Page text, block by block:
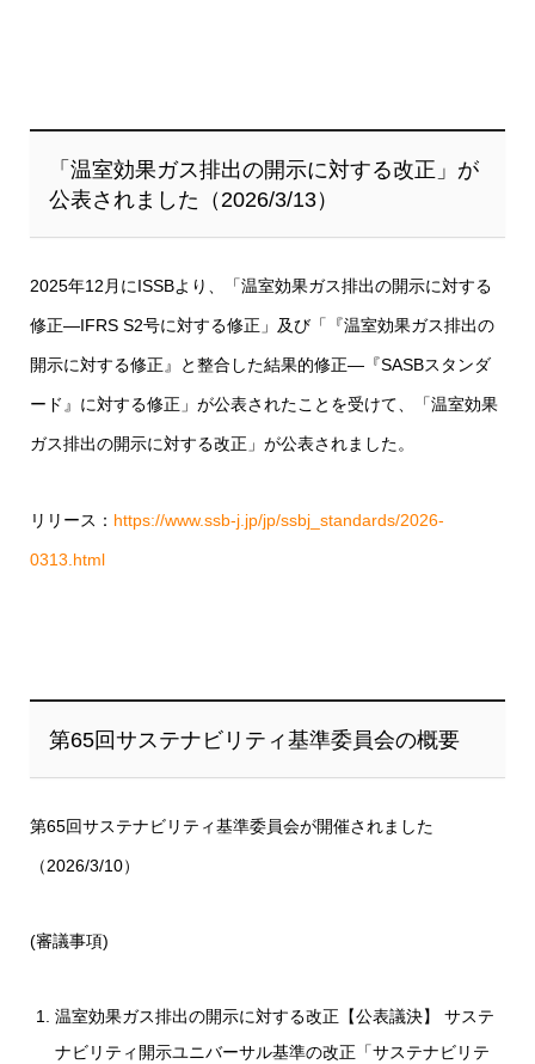
「温室効果ガス排出の開示に対する改正」が
公表されました（2026/3/13）
2025年12月にISSBより、「温室効果ガス排出の開示に対する
修正―IFRS S2号に対する修正」及び「『温室効果ガス排出の
開示に対する修正』と整合した結果的修正―『SASBスタンダ
ード』に対する修正」が公表されたことを受けて、「温室効果
ガス排出の開示に対する改正」が公表されました。
リリース： https://www.ssb-j.jp/jp/ssbj_standards/2026-
0313.html
第65回サステナビリティ基準委員会の概要
第65回サステナビリティ基準委員会が開催されました
（2026/3/10）
(審議事項)
温室効果ガス排出の開示に対する改正【公表議決】 サステ
ナビリティ開示ユニバーサル基準の改正「サステナビリテ